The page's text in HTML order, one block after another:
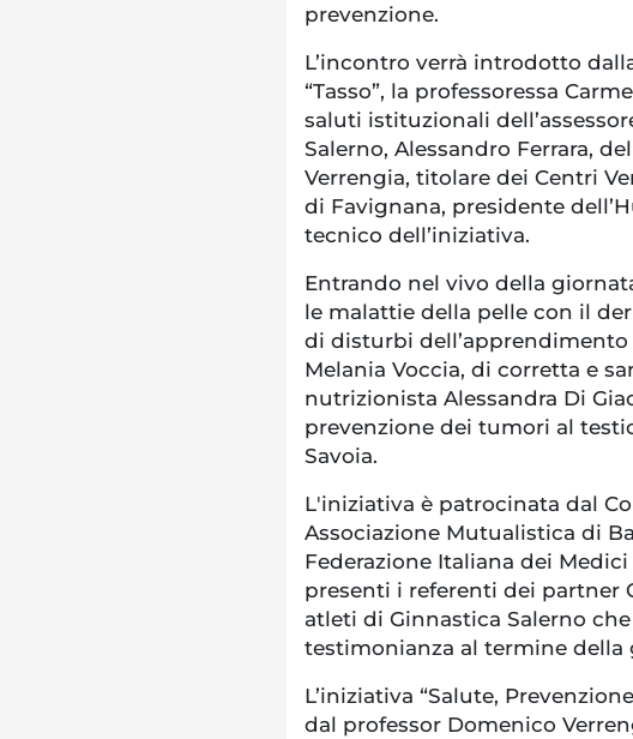
prevenzione.
L’incontro verrà introdotto
“Tasso”, la professoressa
saluti istituzionali
Salerno, Alessandro Ferrara,
Verrengia, titolare dei Centri
di Favignana, presidente
tecnico dell’iniziativa.
Entrando nel vivo della
le malattie della pelle con il
di disturbi dell’apprendimento
Melania Voccia, di corretta e
nutrizionista Alessandra Di
prevenzione dei tumori al
Savoia.
L'iniziativa è patrocinata dal
Associazione Mutualistica di
Federazione Italiana dei
presenti i referenti dei partner
atleti di Ginnastica Salerno
testimonianza al termine della
L’iniziativa “Salute,
dal professor Domenico